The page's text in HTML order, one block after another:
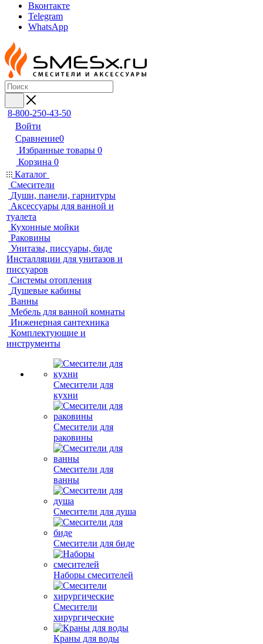
Вконтакте
Telegram
WhatsApp
8-800-250-43-50
Войти
Сравнение0
Избранные товары 0
Корзина 0
Каталог
Смесители
Души, панели, гарнитуры
Аксессуары для ванной и
туалета
Кухонные мойки
Раковины
Унитазы, писсуары, биде
Инсталляции для унитазов и
писсуаров
Системы отопления
Душевые кабины
Ванны
Мебель для ванной комнаты
Инженерная сантехника
Комплектующие и
инструменты
Смесители для
кухни
Смесители для
раковины
Смесители для
ванны
Смесители для душа
Смесители для биде
Наборы смесителей
Смесители
хирургические
Краны для воды